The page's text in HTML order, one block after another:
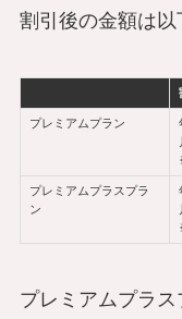
割引後の金額は以
プレミアムプラン
プレミアムプラスプラ
ン
プレミアムプラ